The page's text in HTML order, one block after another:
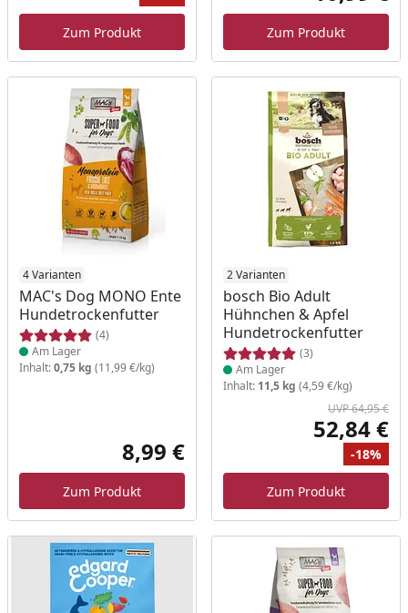
Ursprünglicher Preis
Rabatt
Zum Produkt Zum Produkt
4 Varianten
MAC's Dog MONO Ente
Hundetrockenfutter
(4)
Produkt am Lager
Am Lager
Inhalt:0,75 kg (11,99 €/kg)
Aktueller Preis
8,99 €
Zum Produkt
2 Varianten
bosch Bio Adult
Hühnchen & Apfel
Hundetrockenfutter
(3)
Produkt am Lager
Am Lager
Inhalt: 11,5 kg (4,59 €/kg)
UVP 64,95 €
52,84 €
-18%
Zum Produkt